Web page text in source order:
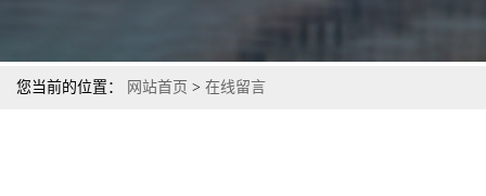
您当前的位置： 网站首页 > 在线留言